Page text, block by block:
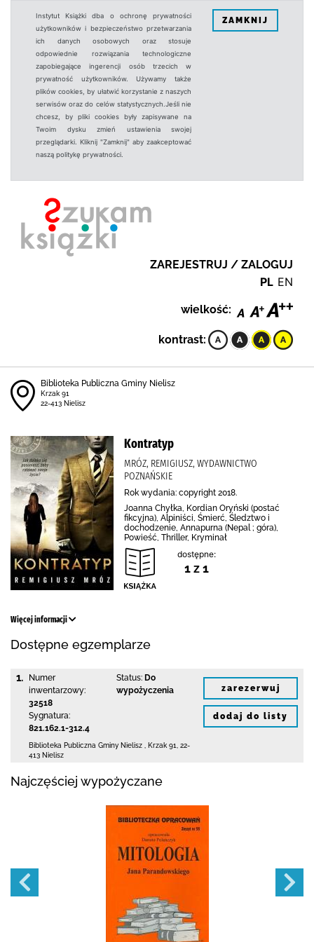
Instytut Książki dba o ochronę prywatności
użytkowników i bezpieczeństwo przetwarzania
ich danych osobowych oraz stosuje
odpowiednie rozwiązania technologiczne
zapobiegające ingerencji osób trzecich w
prywatność użytkowników. Używamy także
plików cookies, by ułatwić korzystanie z naszych
serwisów oraz do celów statystycznych.Jeśli nie
chcesz, by pliki cookies były zapisywane na
Twoim dysku zmień ustawienia swojej
przeglądarki. Kliknij "Zamknij" aby zaakceptować
naszą politykę prywatności.
ZAMKNIJ
ZAREJESTRUJ / ZALOGUJ
PL EN
wielkość:
kontrast:
Biblioteka Publiczna Gminy Nielisz
Krzak 91
22-413 Nielisz
Kontratyp
MRÓZ, REMIGIUSZ, WYDAWNICTWO
POZNAŃSKIE
Rok wydania: copyright 2018.
Joanna Chyłka, Kordian Oryński (postać
fikcyjna), Alpiniści, Śmierć, Śledztwo i
dochodzenie, Annapurna (Nepal ; góra),
Powieść, Thriller, Kryminał
dostępne:
1 z 1
Więcej informacji
Dostępne egzemplarze
1.
Numer
inwentarzowy:
32518
Sygnatura:
821.162.1-312.4
Status: Do
wypożyczenia
Biblioteka Publiczna Gminy Nielisz Krzak 91
22-
413 Nielisz
zarezerwuj
dodaj do listy
Najczęściej wypożyczane